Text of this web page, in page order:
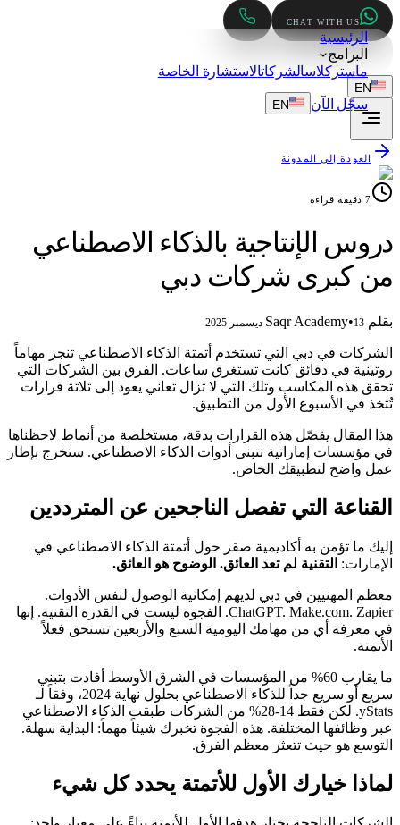
CHAT WITH US
الرئيسية
البرامج
ماستركلاسالشركاتالاستشارة الخاصة
سجّل الآن EN
EN
العودة إلى المدونة
7 دقيقة قراءة
دروس الإنتاجية بالذكاء الاصطناعي
من كبرى شركات دبي
بقلم •13 ديسمبر 2025
الشركات في دبي التي تستخدم أتمتة الذكاء الاصطناعي تنجز مهاماً
روتينية في دقائق كانت تستغرق ساعات. الفرق بين الشركات التي
تحقق هذه المكاسب وتلك التي لا تزال تعاني يعود إلى ثلاثة قرارات
تُتخذ في الأسبوع الأول من التطبيق.
هذا المقال يفصّل هذه القرارات بدقة، مستخلصة من أنماط لاحظناها
في مؤسسات إماراتية تتبنى أدوات الذكاء الاصطناعي. ستخرج بإطار
عمل واضح لتطبيقك الخاص.
القناعة التي تفصل الناجحين عن المترددين
إليك ما تؤمن به أكاديمية صقر حول أتمتة الذكاء الاصطناعي في
الإمارات: التقنية لم تعد العائق. الوضوح هو العائق.
معظم المهنيين في دبي لديهم إمكانية الوصول لنفس الأدوات.
ChatGPT. Make.com. Zapier. الفجوة ليست في القدرة التقنية. إنها
في معرفة أي من مهامك اليومية السبع والأربعين تستحق فعلاً
الأتمتة.
ما يقارب 60% من المؤسسات في الشرق الأوسط أفادت بتبني
سريع أو سريع جداً للذكاء الاصطناعي بحلول نهاية 2024، وفقاً لـ
yStats. لكن فقط 14-28% من الشركات طبقت الذكاء الاصطناعي
عبر وظائفها المختلفة. هذه الفجوة تخبرك شيئاً مهماً: البداية سهلة.
التوسع هو حيث تتعثر معظم الفرق.
لماذا خيارك الأول للأتمتة يحدد كل شيء